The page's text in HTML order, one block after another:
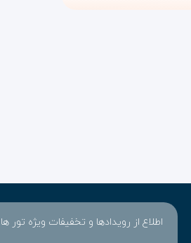
اطلاع از رویدادها و تخفیفات ویژه تور ها